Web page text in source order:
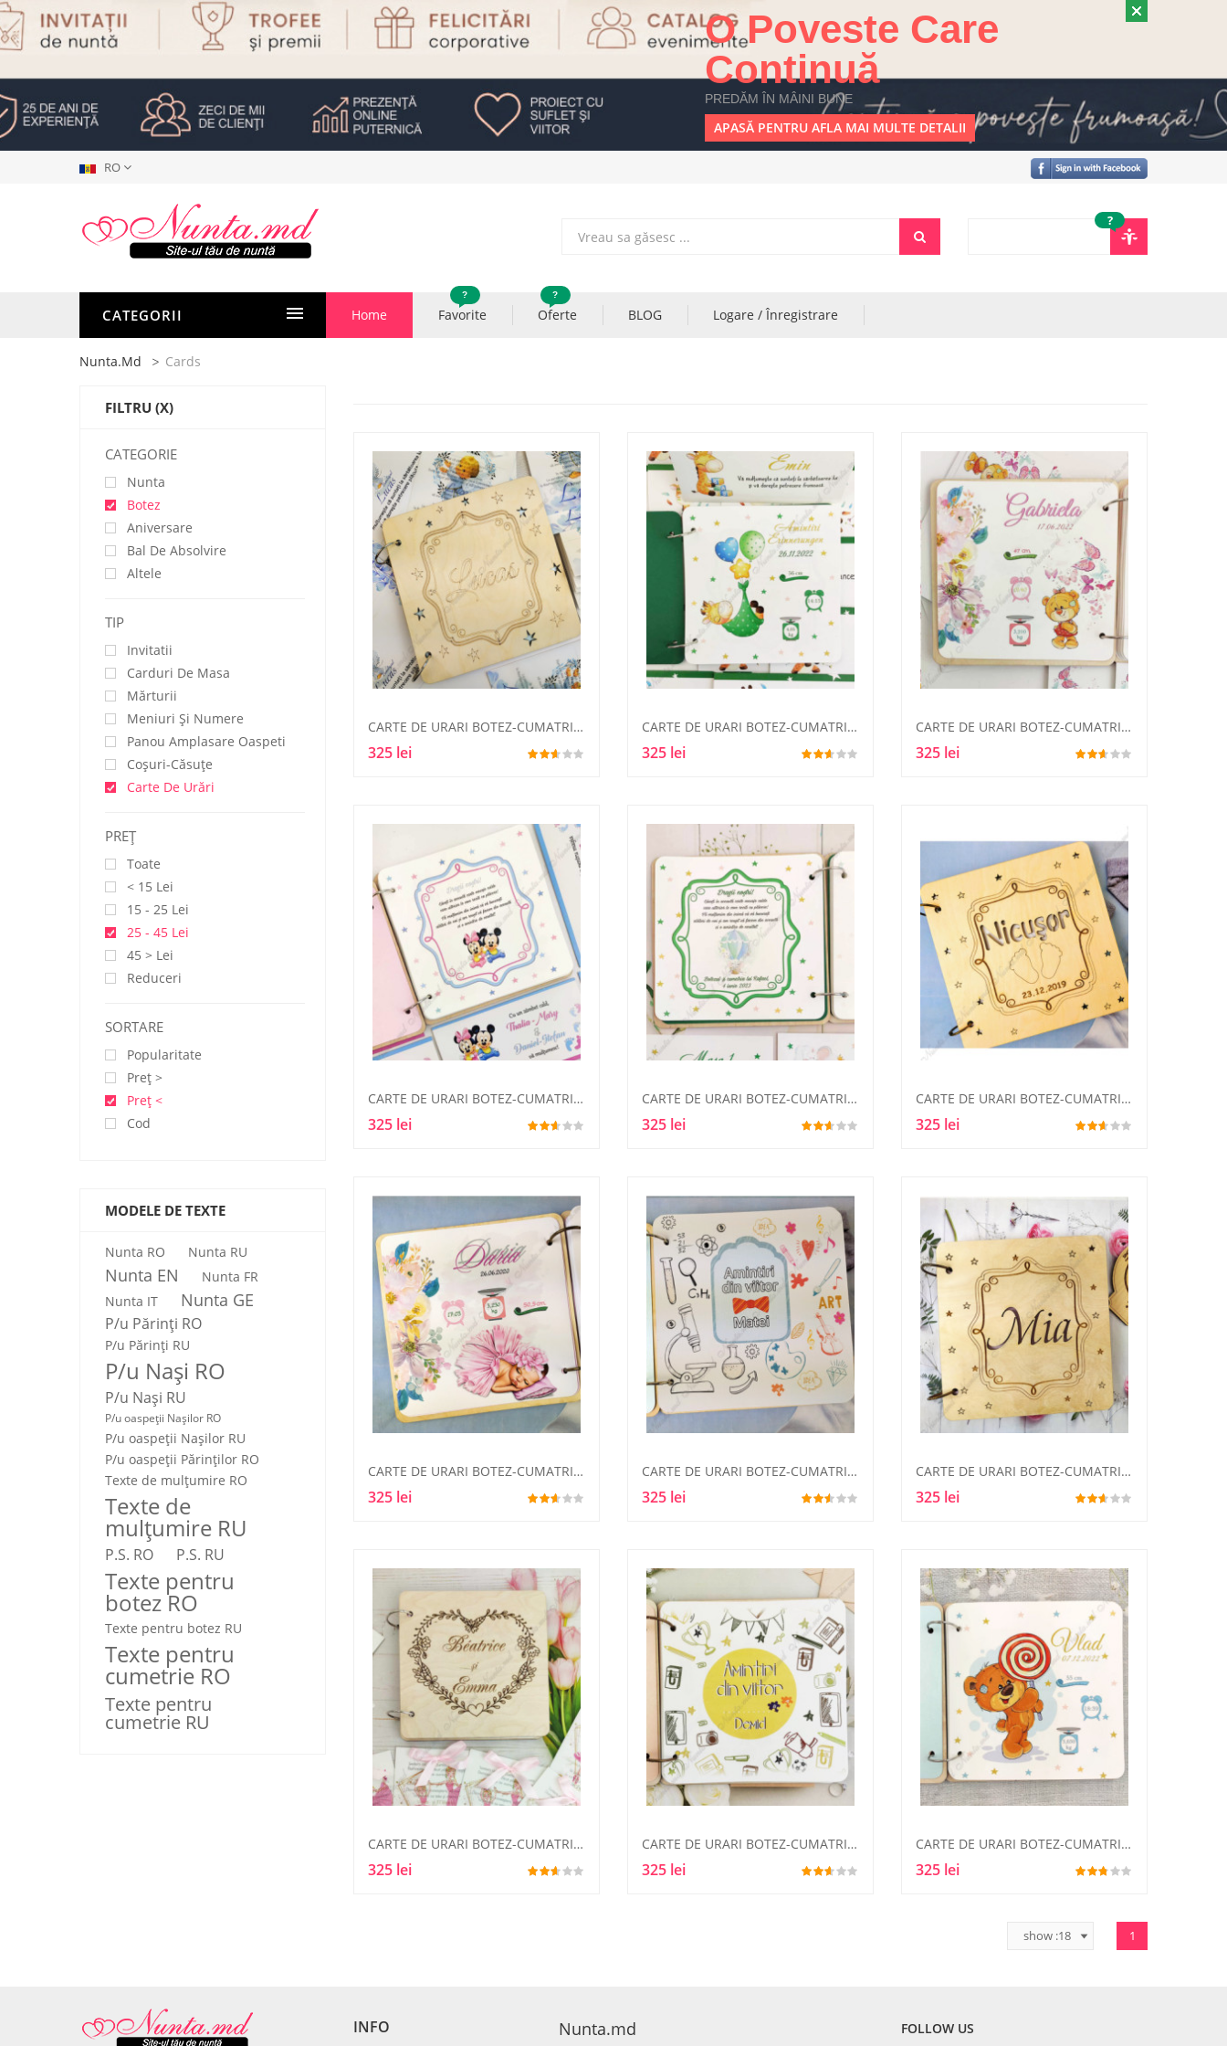
O Poveste Care
Continuă
PREDĂM ÎN MÂINI BUNE
APASĂ PENTRU AFLA MAI MULTE DETALII
RO
?
CATEGORII Home Favorite
?
Oferte
?
BLOG Logare / Înregistrare
Nunta.md Cards
FILTRU (X)
CATEGORIE
Nunta
Botez
Aniversare
Bal De Absolvire
Altele
TIP
Invitatii
Carduri De Masa
Mărturii
Meniuri Și Numere
Panou Amplasare Oaspeti
Coșuri-Căsuțe
Carte De Urări
PREŢ
Toate
< 15 Lei
15 - 25 Lei
25 - 45 Lei
45 > Lei
Reduceri
SORTARE
Popularitate
Preţ >
Preţ <
Cod
MODELE DE TEXTE
Nunta RO Nunta RU
Nunta EN
Nunta FR
Nunta IT
Nunta GE
P/u Părinți RO
P/u Părinți RU
P/u Nași RO
P/u Nași RU
P/u oaspeții Nașilor RO
P/u oaspeții Nașilor RU
P/u oaspeţii Părinţilor RO
Texte de mulţumire RO
Texte de
mulţumire RU
P.S. RO P.S. RU
Texte pentru
botez RO
Texte pentru botez RU
Texte pentru
cumetrie RO
Texte pentru
cumetrie RU
CARTE DE URARI BOTEZ-CUMATRIE1
325 lei
CARTE DE URARI BOTEZ-CUMATRIE10
325 lei
CARTE DE URARI BOTEZ-CUMATRIE11
325 lei
CARTE DE URARI BOTEZ-CUMATRIE12
325 lei
CARTE DE URARI BOTEZ-CUMATRIE13
325 lei
CARTE DE URARI BOTEZ-CUMATRIE3
325 lei
CARTE DE URARI BOTEZ-CUMATRIE4
325 lei
CARTE DE URARI BOTEZ-CUMATRIE5
325 lei
CARTE DE URARI BOTEZ-CUMATRIE6
325 lei
CARTE DE URARI BOTEZ-CUMATRIE7
325 lei
CARTE DE URARI BOTEZ-CUMATRIE8
325 lei
CARTE DE URARI BOTEZ-CUMATRIE9
325 lei
1
INFO Nunta.md FOLLOW US